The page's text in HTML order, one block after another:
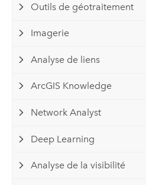
Outils de géotraitement
Imagerie
Analyse de liens
ArcGIS Knowledge
Network Analyst
Deep Learning
Analyse de la visibilité